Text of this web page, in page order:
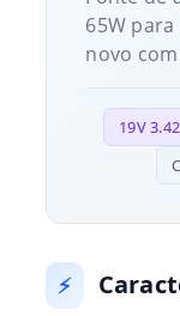
65W
novo
19V
⚡